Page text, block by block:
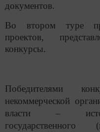
документов.
Во втором туре
проектов,
конкурсы.
Победителями
некоммерческой
власти –
государственного